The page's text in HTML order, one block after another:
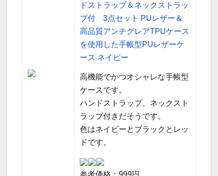
ドストラップ＆ネックストラッ
プ付 3点セット PUレザー＆
高品質アンチグレアTPUケース
を使用した手帳型PUレザーケ
ース ネイビー
高機能でかつオシャレな手帳型
ケースです。
ハンドストラップ、ネックスト
ラップ付きだそうです。
色はネイビーとブラックとレッ
ドです。